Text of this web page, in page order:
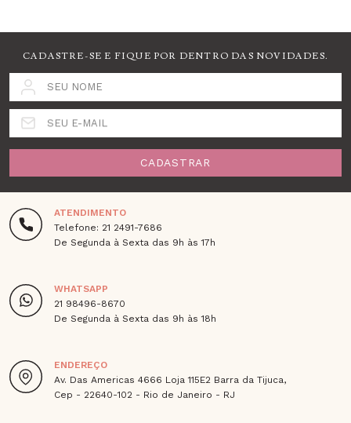
CADASTRE-SE E FIQUE POR DENTRO DAS NOVIDADES.
SEU NOME
SEU E-MAIL
CADASTRAR
ATENDIMENTO
Telefone: 21 2491-7686
De Segunda à Sexta das 9h às 17h
WHATSAPP
21 98496-8670
De Segunda à Sexta das 9h às 18h
ENDEREÇO
Av. Das Americas 4666 Loja 115E2 Barra da Tijuca,
Cep - 22640-102 - Rio de Janeiro - RJ